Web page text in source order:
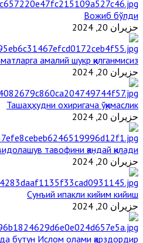
Вожиб бўлди
حزيران 20, 2024
амалий шукр қилганмисиз?
حزيران 20, 2024
Ташаҳҳудни охиригача ўқимаслик
حزيران 20, 2024
тавофини қандай қилади?
حزيران 20, 2024
Сунъий ипакли кийим кийиш
حزيران 20, 2024
бутун Ислом олами қарздордир